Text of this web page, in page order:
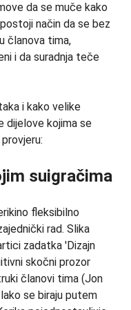
da se muče kako
način da se bez
članova tima,
i da suradnja teče
i kako velike
dijelove kojima se
suigračima